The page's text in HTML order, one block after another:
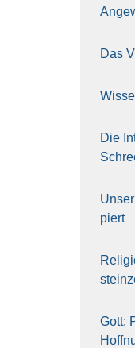
Das
Die
piert
Gott: